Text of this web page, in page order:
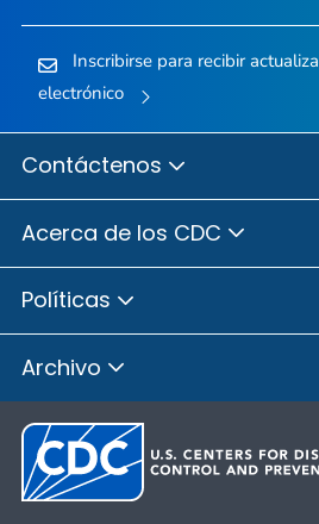
Inscribirse para recibir
electrónico
Contáctenos
Acerca de los CDC
Políticas
Archivo